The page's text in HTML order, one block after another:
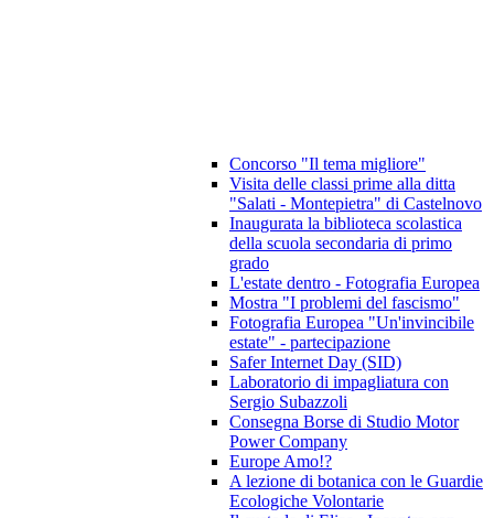
Concorso "Il tema migliore"
Visita delle classi prime alla ditta
"Salati - Montepietra" di Castelnovo
Inaugurata la biblioteca scolastica
della scuola secondaria di primo
grado
L'estate dentro - Fotografia Europea
Mostra "I problemi del fascismo"
Fotografia Europea "Un'invincibile
estate" - partecipazione
Safer Internet Day (SID)
Laboratorio di impagliatura con
Sergio Subazzoli
Consegna Borse di Studio Motor
Power Company
Europe Amo!?
A lezione di botanica con le Guardie
Ecologiche Volontarie